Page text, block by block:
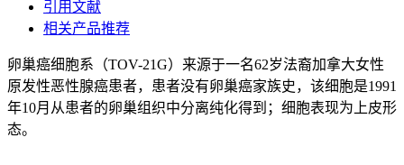
引用文献
相关产品推荐
卵巢癌细胞系（TOV-21G）来源于一名62岁法裔加拿大女性
原发性恶性腺癌患者，患者没有卵巢癌家族史，该细胞是1991
年10月从患者的卵巢组织中分离纯化得到；细胞表现为上皮形
态。